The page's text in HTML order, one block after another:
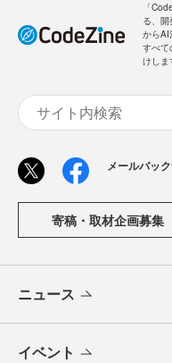
「
る、
からAI
すべて
けしま
メールバッ
寄稿・取材企画募集
ニュース
イベント